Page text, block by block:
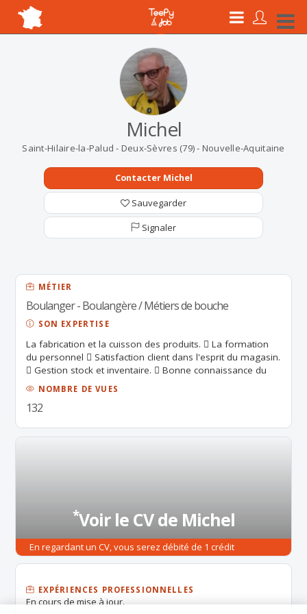
Michel
Saint-Hilaire-la-Palud - Deux-Sèvres (79) - Nouvelle-Aquitaine
Contacter Michel
Sauvegarder
Signaler
MÉTIER
Boulanger - Boulangère / Métiers de bouche
SON EXPERTISE
La fabrication et la cuisson des produits.  La formation
du personnel  Satisfaction client dans l'esprit du magasin.
 Gestion stock et inventaire.  Bonne connaissance du
milieu artisanal, GMS et industriel
NOMBRE DE VUES
132
*Voir le CV de Michel
En regardant un CV, vous serez débité de 1 crédit
candidathèque.
EXPÉRIENCES PROFESSIONNELLES
En cours de mise à jour.